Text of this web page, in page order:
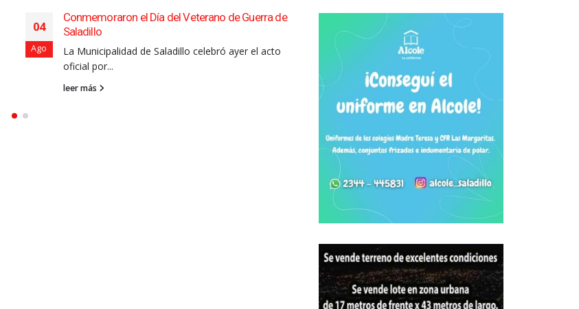
04
Ago
Conmemoraron el Día del Veterano de Guerra de
Saladillo
La Municipalidad de Saladillo celebró ayer el acto
oficial por...
leer más